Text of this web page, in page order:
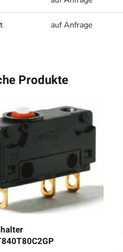
auf Anfrage
Produkte